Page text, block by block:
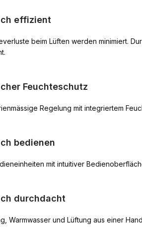
effizient
beim Lüften werden minimiert.
Feuchteschutz
Regelung mit integriertem
bedienen
mit intuitiver
durchdacht
Warmwasser und Lüftung aus einer